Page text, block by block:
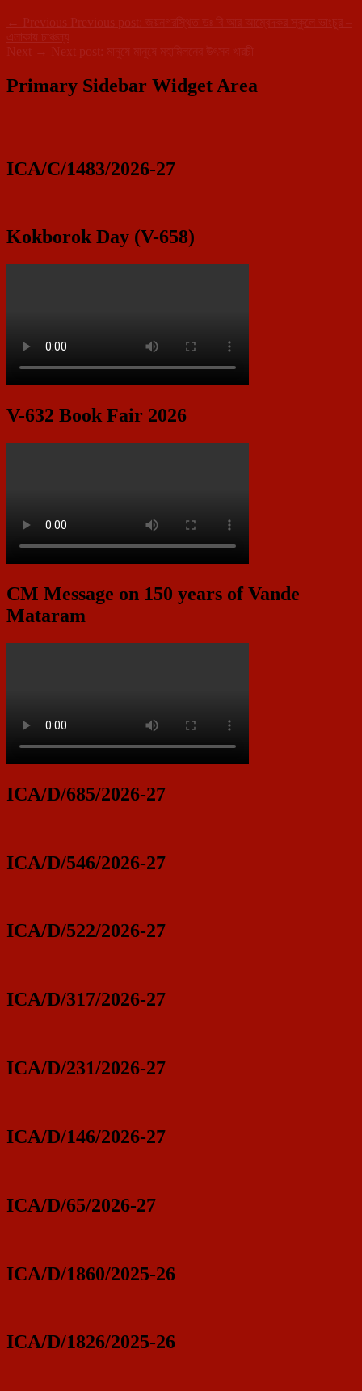
← Previous Previous post:
জয়নগরস্থিত ডঃ বি আর আম্বেদকর স্কুলে ভাংচুর –
এলাকায় চাঞ্চল্য
Next → Next post: মানুষে মানুষে মহামিলনের উৎসব খারচী
Primary Sidebar Widget Area
ICA/C/1483/2026-27
Kokborok Day (V-658)
V-632 Book Fair 2026
CM Message on 150 years of Vande
Mataram
ICA/D/685/2026-27
ICA/D/546/2026-27
ICA/D/522/2026-27
ICA/D/317/2026-27
ICA/D/231/2026-27
ICA/D/146/2026-27
ICA/D/65/2026-27
ICA/D/1860/2025-26
ICA/D/1826/2025-26